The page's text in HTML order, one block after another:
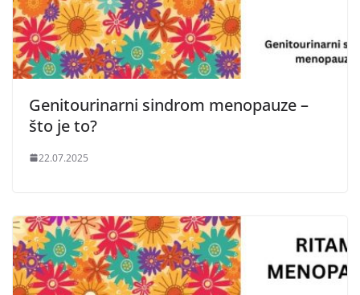
Genitourinarni sindrom menopauze –
što je to?
22.07.2025